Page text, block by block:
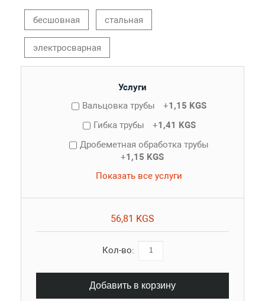
бесшовная стальная
электросварная
Услуги
Вальцовка трубы
+1,15 KGS
Гибка трубы
+1,41 KGS
Дробеметная обработка трубы
+1,15 KGS
Показать все услуги
56,81 KGS
Кол-во:
Добавить в корзину